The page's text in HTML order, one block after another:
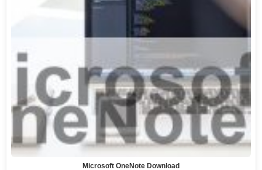
Microsoft OneNote Download